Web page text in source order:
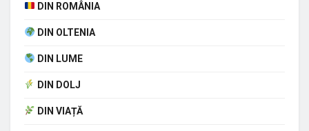
DIN ROMÂNIA
DIN OLTENIA
DIN LUME
DIN DOLJ
DIN VIAȚĂ